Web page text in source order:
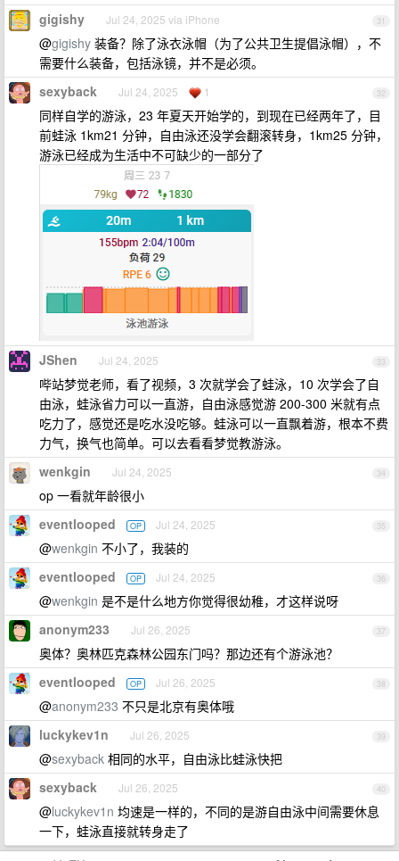
31
gigishy Jul 24, 2025 via iPhone
@gigishy 装备？除了泳衣泳帽（为了公共卫生提倡泳帽），不
需要什么装备，包括泳镜，并不是必须。
32
sexyback Jul 24, 2025 1
同样自学的游泳，23 年夏天开始学的，到现在已经两年了，目
前蛙泳 1km21 分钟，自由泳还没学会翻滚转身，1km25 分钟，
游泳已经成为生活中不可缺少的一部分了
33
JShen Jul 24, 2025
哔站梦觉老师，看了视频，3 次就学会了蛙泳，10 次学会了自
由泳，蛙泳省力可以一直游，自由泳感觉游 200-300 米就有点
吃力了，感觉还是吃水没吃够。蛙泳可以一直飘着游，根本不费
力气，换气也简单。可以去看看梦觉教游泳。
34
wenkgin Jul 24, 2025
op 一看就年龄很小
35
eventlooped OP Jul 24, 2025
@wenkgin 不小了，我装的
36
eventlooped OP Jul 24, 2025
@wenkgin 是不是什么地方你觉得很幼稚，才这样说呀
37
anonym233 Jul 26, 2025
奥体？奥林匹克森林公园东门吗？那边还有个游泳池？
38
eventlooped OP Jul 26, 2025
@anonym233 不只是北京有奥体哦
39
luckykev1n Jul 26, 2025
@sexyback 相同的水平，自由泳比蛙泳快把
40
sexyback Jul 26, 2025
@luckykev1n 均速是一样的，不同的是游自由泳中间需要休息
一下，蛙泳直接就转身走了